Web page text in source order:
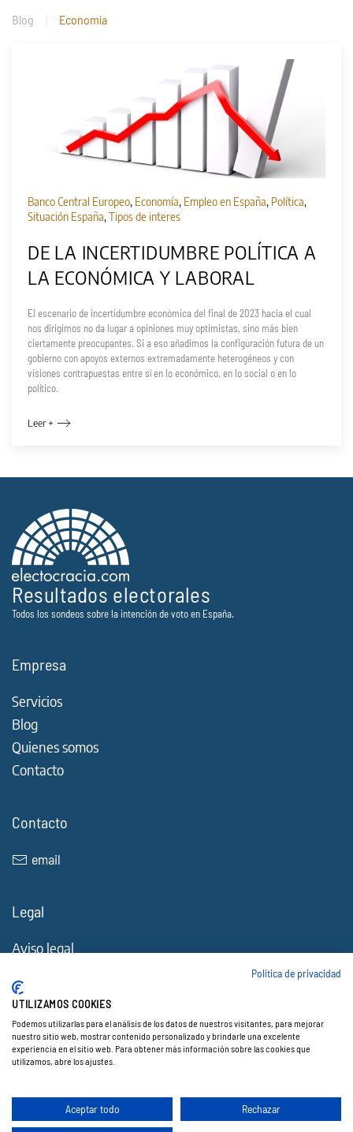
Blog Economía
Banco Central Europeo, Economía, Empleo en España, Política,
Situación España,Tipos de interes
DE LA INCERTIDUMBRE POLÍTICA A
LA ECONÓMICA Y LABORAL
El escenario de incertidumbre económica del final de 2023 hacia el cual
nos dirigimos no da lugar a opiniones muy optimistas, sino más bien
ciertamente preocupantes. Si a eso añadimos la configuración futura de un
gobierno con apoyos externos extremadamente heterogéneos y con
visiones contrapuestas entre sí en lo económico, en lo social o en lo
político.
Leer +
Resultados electorales
Todos los sondeos sobre la intención de voto en España.
Empresa
Servicios
Blog
Quienes somos
Contacto
Contacto
email
Legal
Aviso legal
Política de privacidad
Accesibilidad
Web creada por ♥Exprime Creatividad.
Política de privacidad
UTILIZAMOS COOKIES
Podemos utilizarlas para el análisis de los datos de nuestros visitantes, para mejorar
nuestro sitio web, mostrar contenido personalizado y brindarle una excelente
experiencia en el sitio web. Para obtener más información sobre las cookies que
utilizamos, abre los ajustes.
Aceptar todo Rechazar